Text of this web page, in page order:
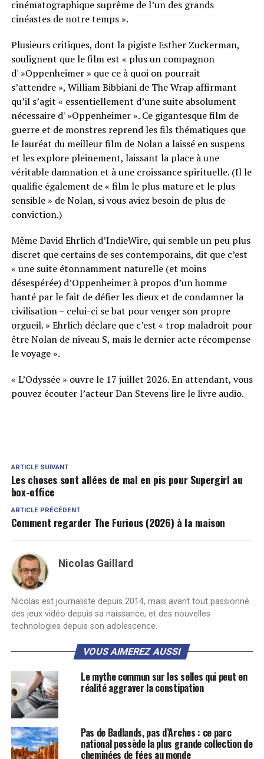
cinématographique suprême de l’un des grands
cinéastes de notre temps ».
Plusieurs critiques, dont la pigiste Esther Zuckerman,
soulignent que le film est « plus un compagnon
d' »Oppenheimer » que ce à quoi on pourrait
s’attendre », William Bibbiani de The Wrap affirmant
qu’il s’agit « essentiellement d’une suite absolument
nécessaire d' »Oppenheimer ». Ce gigantesque film de
guerre et de monstres reprend les fils thématiques que
le lauréat du meilleur film de Nolan a laissé en suspens
et les explore pleinement, laissant la place à une
véritable damnation et à une croissance spirituelle. (Il le
qualifie également de « film le plus mature et le plus
sensible » de Nolan, si vous aviez besoin de plus de
conviction.)
Même David Ehrlich d’IndieWire, qui semble un peu plus
discret que certains de ses contemporains, dit que c’est
« une suite étonnamment naturelle (et moins
désespérée) d’Oppenheimer à propos d’un homme
hanté par le fait de défier les dieux et de condamner la
civilisation – celui-ci se bat pour venger son propre
orgueil. » Ehrlich déclare que c’est « trop ​​maladroit pour
être Nolan de niveau S, mais le dernier acte récompense
le voyage ».
« L’Odyssée » ouvre le 17 juillet 2026. En attendant, vous
pouvez écouter l’acteur Dan Stevens lire le livre audio.
ARTICLE SUIVANT
Les choses sont allées de mal en pis pour Supergirl au
box-office
ARTICLE PRÉCÉDENT
Comment regarder The Furious (2026) à la maison
Nicolas Gaillard
Nicolas est journaliste depuis 2014, mais avant tout passionné
des jeux vidéo depuis sa naissance, et des nouvelles
technologies depuis son adolescence.
VOUS AIMEREZ AUSSI
Le mythe commun sur les selles qui peut en
réalité aggraver la constipation
Pas de Badlands, pas d’Arches : ce parc
national possède la plus grande collection de
cheminées de fées au monde